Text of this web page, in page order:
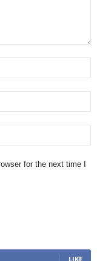
for the next time I
LIKE